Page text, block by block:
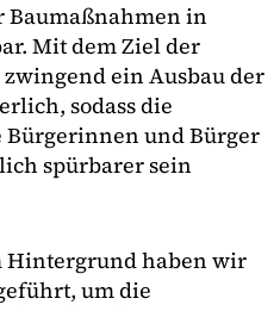
in
Mit dem Ziel der
ein Ausbau der
sodass die
und Bürger
spürbarer sein
Hintergrund haben wir
um die